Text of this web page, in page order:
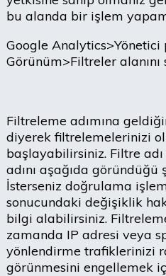
bu alanda bir işlem
Google Analytics>Yönetici
Görünüm>Filtreler alanını
Filtreleme adımına
diyerek filtrelemelerinizi
başlayabilirsiniz. Filtre adı
adını aşağıda göründüğü
İsterseniz doğrulama
sonucundaki değişiklik
bilgi alabilirsiniz.
zamanda IP adresi veya
yönlendirme trafiklerinizi
görünmesini engellemek